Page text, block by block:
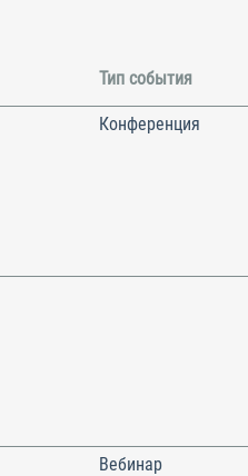
Тип события
Конференция
Вебинар